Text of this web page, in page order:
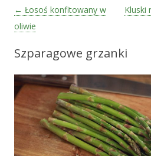
Zobacz wpisy
← Łosoś konfitowany w
oliwie
Kluski
Szparagowe grzanki